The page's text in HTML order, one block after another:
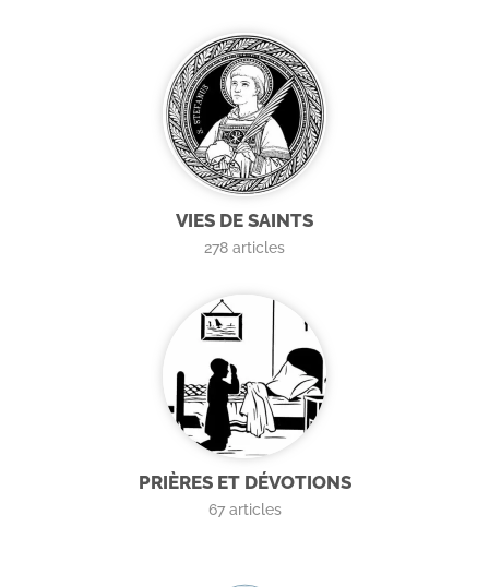
VIES DE SAINTS
278 articles
PRIÈRES ET DÉVOTIONS
67articles